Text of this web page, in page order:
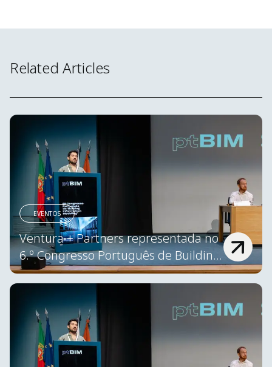
Related Articles
EVENTOS
Ventura + Partners representada no
6.º Congresso Português de Building
Information Modelling – ptBIM 2026